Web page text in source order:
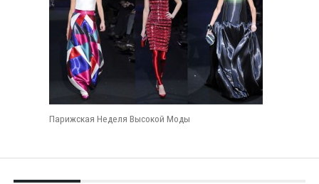
Парижская Неделя Высокой Моды